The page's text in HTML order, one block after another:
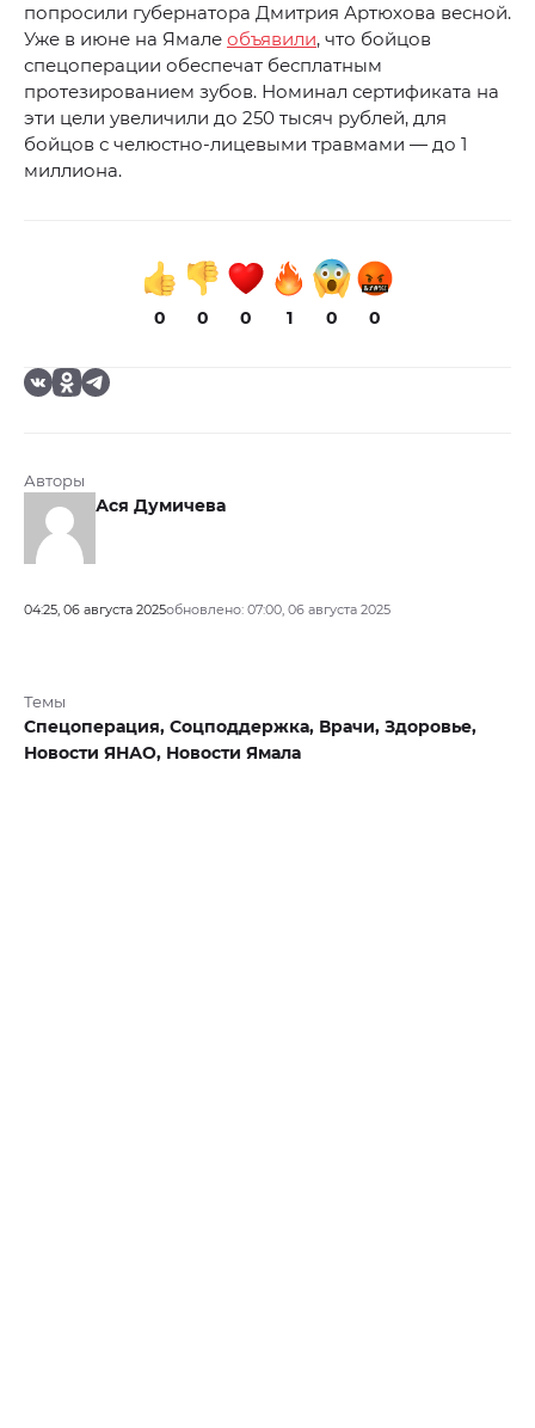
попросили губернатора Дмитрия Артюхова весной.
Уже в июне на Ямале объявили, что бойцов
спецоперации обеспечат бесплатным
протезированием зубов. Номинал сертификата на
эти цели увеличили до 250 тысяч рублей, для
бойцов с челюстно-лицевыми травмами — до 1
миллиона.
0 0 0 1 0 0
Авторы
Ася Думичева
04:25, 06 августа 2025обновлено: 07:00, 06 августа 2025
Темы
Спецоперация, Соцподдержка, Врачи, Здоровье,
Новости ЯНАО, Новости Ямала